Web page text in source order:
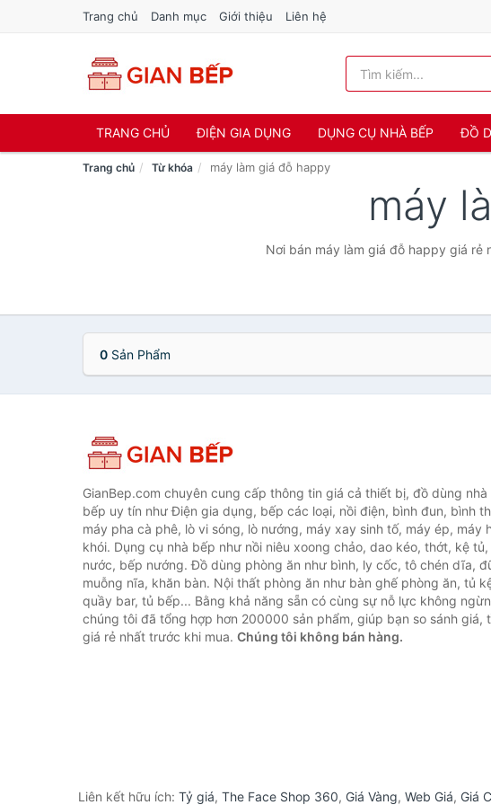
Trang chủ Danh mục Giới thiệu Liên hệ
TRANG CHỦ ĐIỆN GIA DỤNG DỤNG CỤ NHÀ BẾP ĐỒ
Trang chủ Từ khóa máy làm giá đỗ happy
máy
Nơi bán máy làm giá đỗ happy giá rẻ
0 Sản Phẩm
GianBep.com chuyên cung cấp thông tin giá cả thiết bị, đồ dùng nhà
bếp uy tín như Điện gia dụng, bếp các loại, nồi điện, bình đun, bình
máy pha cà phê, lò vi sóng, lò nướng, máy xay sinh tố, máy ép, máy
khói. Dụng cụ nhà bếp như nồi niêu xoong chảo, dao kéo, thớt, kệ tủ,
nước, bếp nướng. Đồ dùng phòng ăn như bình, ly cốc, tô chén dĩa,
muỗng nĩa, khăn bàn. Nội thất phòng ăn như bàn ghế phòng ăn, tủ
quầy bar, tủ bếp... Bằng khả năng sẵn có cùng sự nỗ lực không
chúng tôi đã tổng hợp hơn 200000 sản phẩm, giúp bạn so sánh giá,
giá rẻ nhất trước khi mua. Chúng tôi không bán hàng.
Liên kết hữu ích: Tỷ giá, The Face Shop 360, Giá Vàng, Web Giá, Giá